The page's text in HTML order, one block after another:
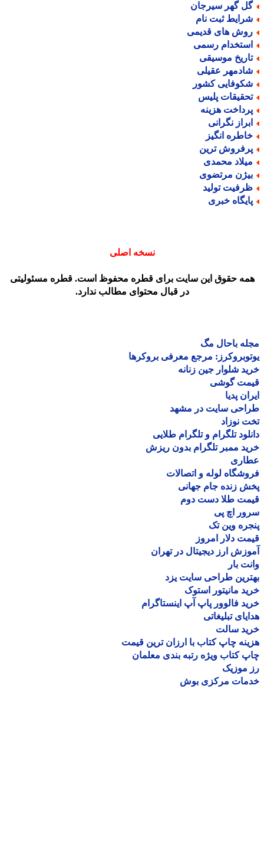
گهر سیرجان
ثبت نام
های قدیمی
رسمی
موسیقی
عقیلی
کشور
پلیس
هزینه
نگرانی
انگیز
ترین
محمدی
مرتضوی
تولید
خبری
نسخه اصلی
حقوق این سایت برای قطره محفوظ است. قطره مسئولیتی
در قبال محتوای مطالب ندارد.
باحال مگ
مرجع معرفی بروکرها
شلوار جین زنانه
گوشی
پدیا
سایت در مشهد
نوزاد
تلگرام و تلگرام طلایی
ممبر تلگرام بدون ریزش
لوله و اتصالات
زنده جام جهانی
طلا دست دوم
اچ پی
وین تک
دلار امروز
ارز دیجیتال در تهران
بار
طراحی سایت یزد
مانیتور استوک
فالوور پاپ آپ اینستاگرام
تبلیغاتی
سالت
چاپ کتاب با ارزان ترین قیمت
کتاب ویژه رتبه بندی معلمان
موزیک
مرکزی بوش